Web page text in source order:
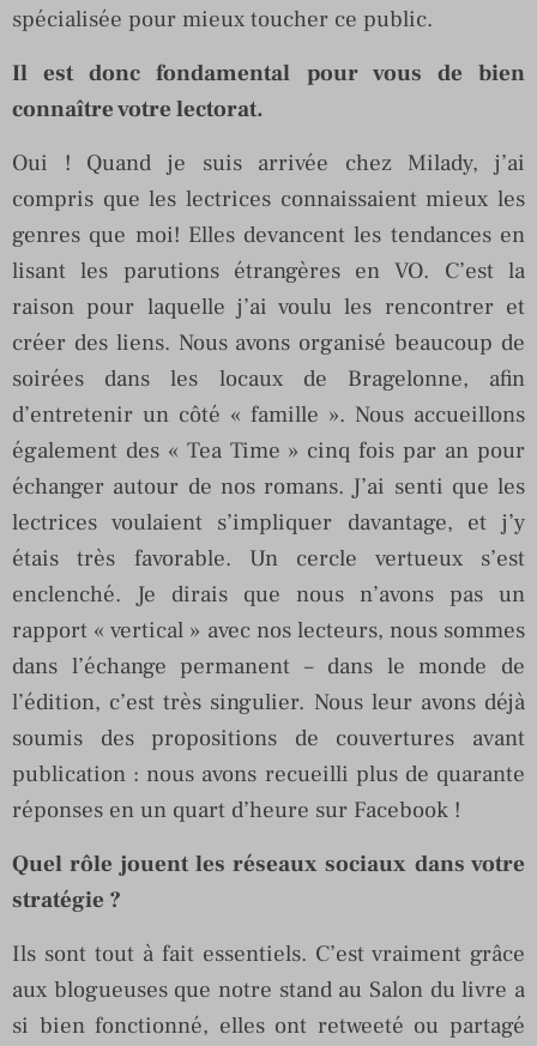
spécialisée pour mieux toucher ce public.
Il est donc fondamental pour vous de bien
connaître votre lectorat.
Oui ! Quand je suis arrivée chez Milady, j’ai
compris que les lectrices connaissaient mieux les
genres que moi! Elles devancent les tendances en
lisant les parutions étrangères en VO. C’est la
raison pour laquelle j’ai voulu les rencontrer et
créer des liens. Nous avons organisé beaucoup de
soirées dans les locaux de Bragelonne, afin
d’entretenir un côté « famille ». Nous accueillons
également des « Tea Time » cinq fois par an pour
échanger autour de nos romans. J’ai senti que les
lectrices voulaient s’impliquer davantage, et j’y
étais très favorable. Un cercle vertueux s’est
enclenché. Je dirais que nous n’avons pas un
rapport « vertical » avec nos lecteurs, nous sommes
dans l’échange permanent – dans le monde de
l’édition, c’est très singulier. Nous leur avons déjà
soumis des propositions de couvertures avant
publication : nous avons recueilli plus de quarante
réponses en un quart d’heure sur Facebook !
Quel rôle jouent les réseaux sociaux dans votre
stratégie ?
Ils sont tout à fait essentiels. C’est vraiment grâce
aux blogueuses que notre stand au Salon du livre a
si bien fonctionné, elles ont retweeté ou partagé